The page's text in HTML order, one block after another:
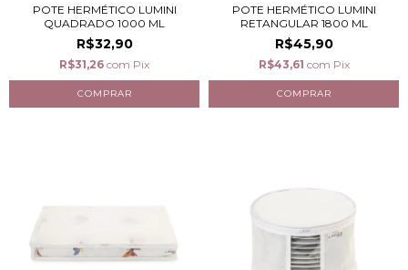
POTE HERMÉTICO LUMINI
QUADRADO 1000 ML
R$32,90
R$31,26 com Pix
POTE HERMÉTICO LUMINI
RETANGULAR 1800 ML
R$45,90
R$43,61 com Pix